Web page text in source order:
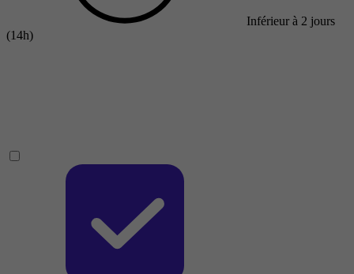
Inférieur à 2 jours
(14h)